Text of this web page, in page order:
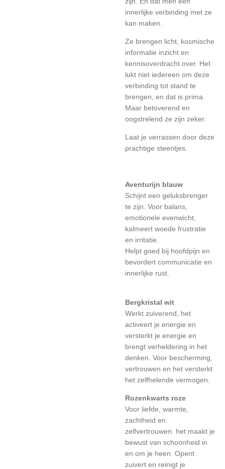
innerlijke verbinding met ze
kan maken.
Ze brengen licht, kosmische
informatie inzicht en
kennisoverdracht over. Het
lukt niet iedereen om deze
verbinding tot stand te
brengen, en dat is prima.
Maar betoverend en
oogstrelend ze zijn zeker.
Laat je verrassen door deze
prachtige steentjes.
Aventurijn blauw
Schijnt een geluksbrenger
te zijn. Voor balans,
emotionele evenwicht,
kalmeert woede frustratie
en irritatie.
Helpt goed bij hoofdpijn en
bevordert communicatie en
innerlijke rust.
Bergkristal wit
Werkt zuiverend, het
activeert je energie en
versterkt je energie en
brengt verheldering in het
denken. Voor bescherming,
vertrouwen en het versterkt
het zelfhelende vermogen.
Rozenkwarts roze
Voor liefde, warmte,
zachtheid en
zelfvertrouwen. het maakt je
bewust van schoonheid in
en om je heen. Opent
zuivert en reinigt je